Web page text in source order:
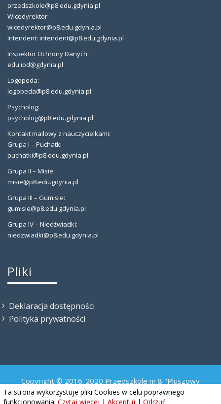
przedszkole@p8.edu.gdynia.pl
Wicedyrektor:
wicedyrektor@p8.edu.gdynia.pl
Intendent: intendent@p8.edu.gdynia.pl
Inspektor Ochrony Danych:
edu.iod@gdynia.pl
Logopeda:
logopeda@p8.edu.gdynia.pl
Psycholog:
psycholog@p8.edu.gdynia.pl
Kontakt mailowy z nauczycielkami:
Grupa I – Puchatki
puchatki@p8.edu.gdynia.pl
Grupa II – Misie:
misie@p8.edu.gdynia.pl
Grupa III – Gumisie:
gumisie@p8.edu.gdynia.pl
Grupa IV – Niedźwiadki:
niedzwiadki@p8.edu.gdynia.pl
Pliki
Deklaracja dostępności
Polityka prywatności
Copyright © 2016-2020 Przedszkole nr.8 "Pluszowy
Misiaczek"
Ta strona wykorzystuje pliki Cookies w celu poprawnego
funkcjonowania. Czytaj więcej | Akceptuj | Odrzuć